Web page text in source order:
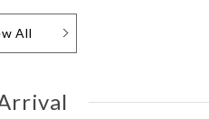
All